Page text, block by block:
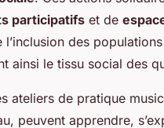
participatifs et de
des
ainsi le tissu social des
ateliers de pratique
peuvent apprendre,